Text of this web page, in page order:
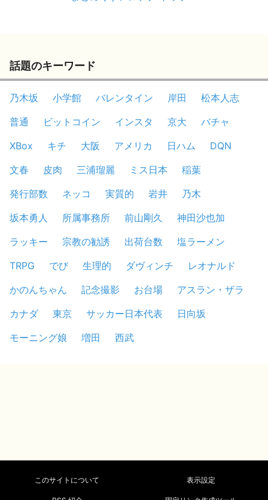
話題のキーワード
乃木坂 小学館 バレンタイン 岸田
松本人志
普通
ビットコイン インスタ 京大
バチャ
XBox
キチ 大阪 アメリカ 日ハム
DQN
文春
皮肉 三浦瑠麗 ミス日本
稲葉
発行部数
ネッコ 実質的 岩井
乃木
坂本勇人
所属事務所 前山剛久
神田沙也加
ラッキー
宗教の勧誘 出荷台数
塩ラーメン
TRPG
でび 生理的 ダヴィンチ
レオナルド
かのんちゃん
記念撮影 お台場
アスラン・ザラ
カナダ
東京 サッカー日本代表
日向坂
モーニング娘
増田 西武
このサイトについて 表示設定